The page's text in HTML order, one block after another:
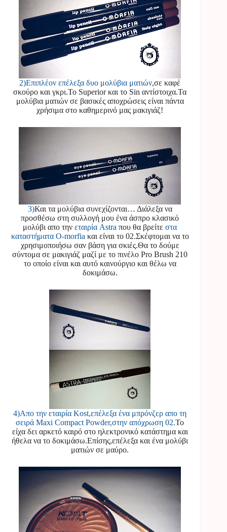
2)Επιπλέον επέλεξα δυο μολύβια ματιών,σε καφέ
σκούρο και γκρι.Το Superior και το Sin αντίστοιχα.Τα
μολύβια ματιών σε βασικές αποχρώσεις είναι πάντα
χρήσιμα στο καθημερινό μας μακιγιάζ!
3)Και τα μολύβια συνεχίζονται… Διάλεξα να
προσθέσω στη συλλογή μου ένα άσπρο κλασικό
μολύβι απο την εταιρία Astra που θα βρείτεστα
καταστήματα O-morfia και είναι το 02.Σκέφτομαι να το
χρησιμοποιήσω σαν βάση για σκιές.Θα το δούμε
σύντομα σε μακιγιάζ μαζί με το πινέλο Pro Brush 210
το οποίο είναι και αυτό καινούργιο και θέλω να
δοκιμάσω.
4)Απο την εταιρία Kost,επέλεξα ένα μπρόνζερ απο τη
σειρά Maxi Compact Powder,στην απόχρωση 02.Το
είχα δει αρκετό καιρό στο ηλεκτρονικό κατάστημα και
ήθελα να το δοκιμάσω.Επίσης,επέλεξα και ένα μολύβι
ματιών σε μαύρο.